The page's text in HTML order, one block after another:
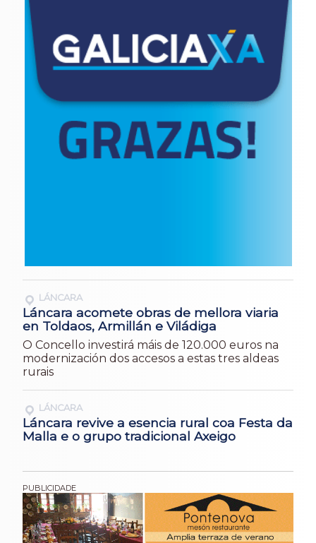
LÁNCARA
Láncara acomete obras de mellora viaria
en Toldaos, Armillán e Viládiga
O Concello investirá máis de 120.000 euros na
modernización dos accesos a estas tres aldeas
rurais
LÁNCARA
Láncara revive a esencia rural coa Festa da
Malla e o grupo tradicional Axeigo